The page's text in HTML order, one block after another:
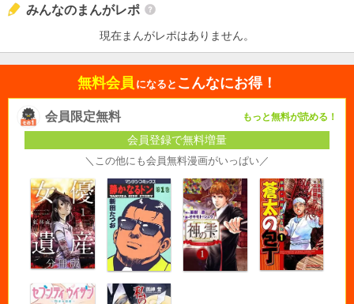
みんなのまんがレポ
現在まんがレポはありません。
無料会員 になると こんなにお得！
会員限定無料 もっと無料が読める！
会員登録で無料増量
＼この他にも会員無料漫画がいっぱい／